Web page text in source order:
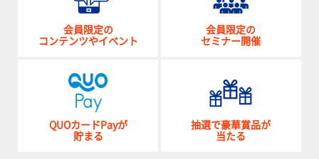
会員限定の
コンテンツやイベント
会員限定の
セミナー開催
QUOカードPayが
貯まる
抽選で豪華賞品が
当たる